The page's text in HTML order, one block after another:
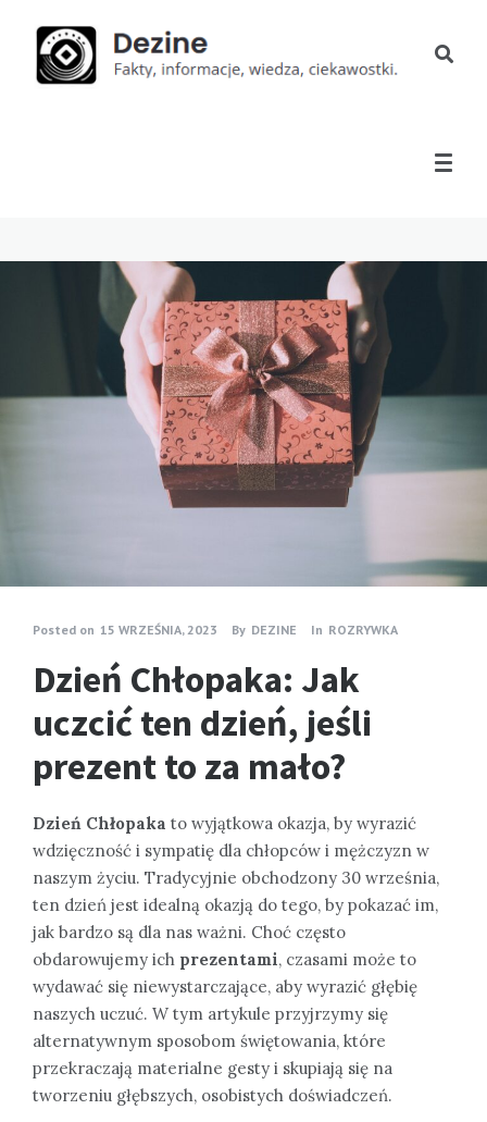
Posted on 15 WRZEŚNIA, 2023 By DEZINE In ROZRYWKA
Dzień Chłopaka: Jak
uczcić ten dzień, jeśli
prezent to za mało?
Dzień Chłopaka to wyjątkowa okazja, by wyrazić
wdzięczność i sympatię dla chłopców i mężczyzn w
naszym życiu. Tradycyjnie obchodzony 30 września,
ten dzień jest idealną okazją do tego, by pokazać im,
jak bardzo są dla nas ważni. Choć często
obdarowujemy ich prezentami, czasami może to
wydawać się niewystarczające, aby wyrazić głębię
naszych uczuć. W tym artykule przyjrzymy się
alternatywnym sposobom świętowania, które
przekraczają materialne gesty i skupiają się na
tworzeniu głębszych, osobistych doświadczeń.